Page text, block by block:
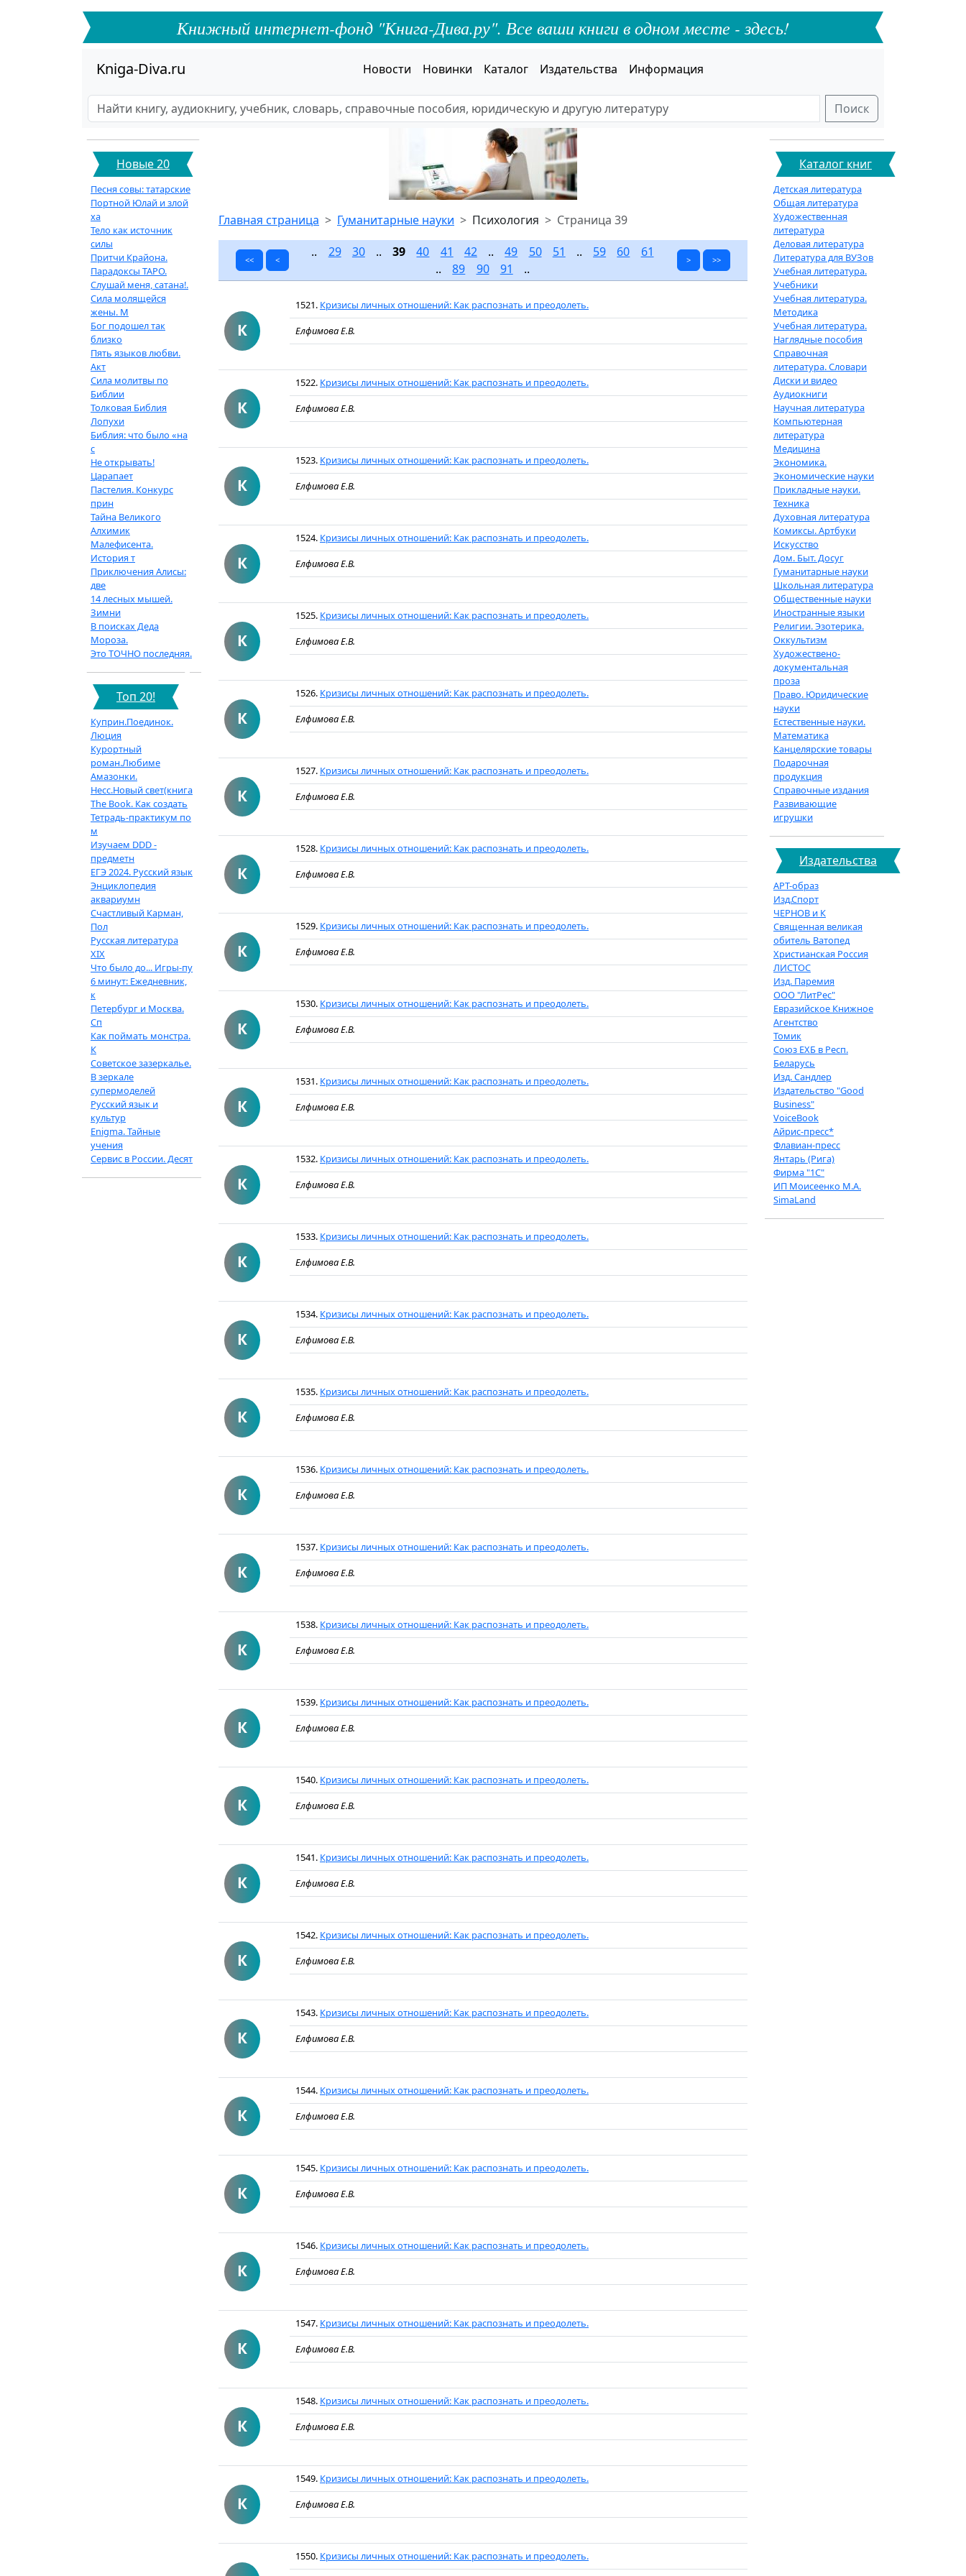
Книжный интернет-фонд "Книга-Дива.ру". Все ваши книги в одном месте - здесь!
Kniga-Diva.ru Новости Новинки Каталог Издательства Информация
Поиск
Новые 20
Песня совы: татарские
Портной Юлай и злой
ха
Тело как источник
силы
Притчи Крайона.
Парадоксы ТАРО.
Слушай меня, сатана!.
Сила молящейся
жены. М
Бог подошел так
близко
Пять языков любви.
Акт
Сила молитвы по
Библии
Толковая Библия
Лопухи
Библия: что было «на
с
Не открывать!
Царапает
Пастелия. Конкурс
прин
Тайна Великого
Алхимик
Малефисента.
История т
Приключения Алисы:
две
14 лесных мышей.
Зимни
В поисках Деда
Мороза.
Это ТОЧНО последняя.
Топ 20!
Куприн.Поединок.
Люция
Курортный
роман.Любиме
Амазонки.
Несс.Новый свет(книга
The Book. Как создать
Тетрадь-практикум по
м
Изучаем DDD -
предметн
ЕГЭ 2024. Русский язык
Энциклопедия
аквариумн
Счастливый Карман,
Пол
Русская литература
XIX
Что было до... Игры-пу
6 минут: Ежедневник,
к
Петербург и Москва.
Сп
Как поймать монстра.
К
Советское зазеркалье.
В зеркале
супермоделей
Русский язык и
культур
Enigma. Тайные
учения
Сервис в России. Десят
Главная страница Гуманитарные науки Психология Страница 39
<< <
.. 29 30..39 40 41 42..49 50 51 .. 59 60
61
..89 90 91 ..
> >>
К
1521. Кризисы личных отношений: Как распознать и преодолеть.
Елфимова Е.В.
К
1522. Кризисы личных отношений: Как распознать и преодолеть.
Елфимова Е.В.
К
1523. Кризисы личных отношений: Как распознать и преодолеть.
Елфимова Е.В.
К
1524. Кризисы личных отношений: Как распознать и преодолеть.
Елфимова Е.В.
К
1525. Кризисы личных отношений: Как распознать и преодолеть.
Елфимова Е.В.
К
1526. Кризисы личных отношений: Как распознать и преодолеть.
Елфимова Е.В.
К
1527. Кризисы личных отношений: Как распознать и преодолеть.
Елфимова Е.В.
К
1528. Кризисы личных отношений: Как распознать и преодолеть.
Елфимова Е.В.
К
1529. Кризисы личных отношений: Как распознать и преодолеть.
Елфимова Е.В.
К
1530. Кризисы личных отношений: Как распознать и преодолеть.
Елфимова Е.В.
К
1531. Кризисы личных отношений: Как распознать и преодолеть.
Елфимова Е.В.
К
1532. Кризисы личных отношений: Как распознать и преодолеть.
Елфимова Е.В.
К
1533. Кризисы личных отношений: Как распознать и преодолеть.
Елфимова Е.В.
К
1534. Кризисы личных отношений: Как распознать и преодолеть.
Елфимова Е.В.
К
1535. Кризисы личных отношений: Как распознать и преодолеть.
Елфимова Е.В.
К
1536. Кризисы личных отношений: Как распознать и преодолеть.
Елфимова Е.В.
К
1537. Кризисы личных отношений: Как распознать и преодолеть.
Елфимова Е.В.
К
1538. Кризисы личных отношений: Как распознать и преодолеть.
Елфимова Е.В.
К
1539. Кризисы личных отношений: Как распознать и преодолеть.
Елфимова Е.В.
К
1540. Кризисы личных отношений: Как распознать и преодолеть.
Елфимова Е.В.
К
1541. Кризисы личных отношений: Как распознать и преодолеть.
Елфимова Е.В.
К
1542. Кризисы личных отношений: Как распознать и преодолеть.
Елфимова Е.В.
К
1543. Кризисы личных отношений: Как распознать и преодолеть.
Елфимова Е.В.
К
1544. Кризисы личных отношений: Как распознать и преодолеть.
Елфимова Е.В.
К
1545. Кризисы личных отношений: Как распознать и преодолеть.
Елфимова Е.В.
К
1546. Кризисы личных отношений: Как распознать и преодолеть.
Елфимова Е.В.
К
1547. Кризисы личных отношений: Как распознать и преодолеть.
Елфимова Е.В.
К
1548. Кризисы личных отношений: Как распознать и преодолеть.
Елфимова Е.В.
К
1549. Кризисы личных отношений: Как распознать и преодолеть.
Елфимова Е.В.
1550. Кризисы личных отношений: Как распознать и преодолеть.
Каталог книг
Детская литература
Общая литература
Художественная
литература
Деловая литература
Литература для ВУЗов
Учебная литература.
Учебники
Учебная литература.
Методика
Учебная литература.
Наглядные пособия
Справочная
литература. Словари
Диски и видео
Аудиокниги
Научная литература
Компьютерная
литература
Медицина
Экономика.
Экономические науки
Прикладные науки.
Техника
Духовная литература
Комиксы. Артбуки
Искусство
Дом. Быт. Досуг
Гуманитарные науки
Школьная литература
Общественные науки
Иностранные языки
Религии. Эзотерика.
Оккультизм
Художествено-
документальная
проза
Право. Юридические
науки
Естественные науки.
Математика
Канцелярские товары
Подарочная
продукция
Справочные издания
Развивающие
игрушки
Издательства
АРТ-образ
Изд.Спорт
ЧЕРНОВ и К
Священная великая
обитель Ватопед
Христианская Россия
ЛИСТОС
Изд. Паремия
ООО "ЛитРес"
Евразийское Книжное
Агентство
Томик
Союз ЕХБ в Респ.
Беларусь
Изд. Сандлер
Издательство "Good
Business"
VoiceBook
Айрис-пресс*
Флавиан-пресс
Янтарь (Рига)
Фирма "1С"
ИП Моисеенко М.А.
SimaLand